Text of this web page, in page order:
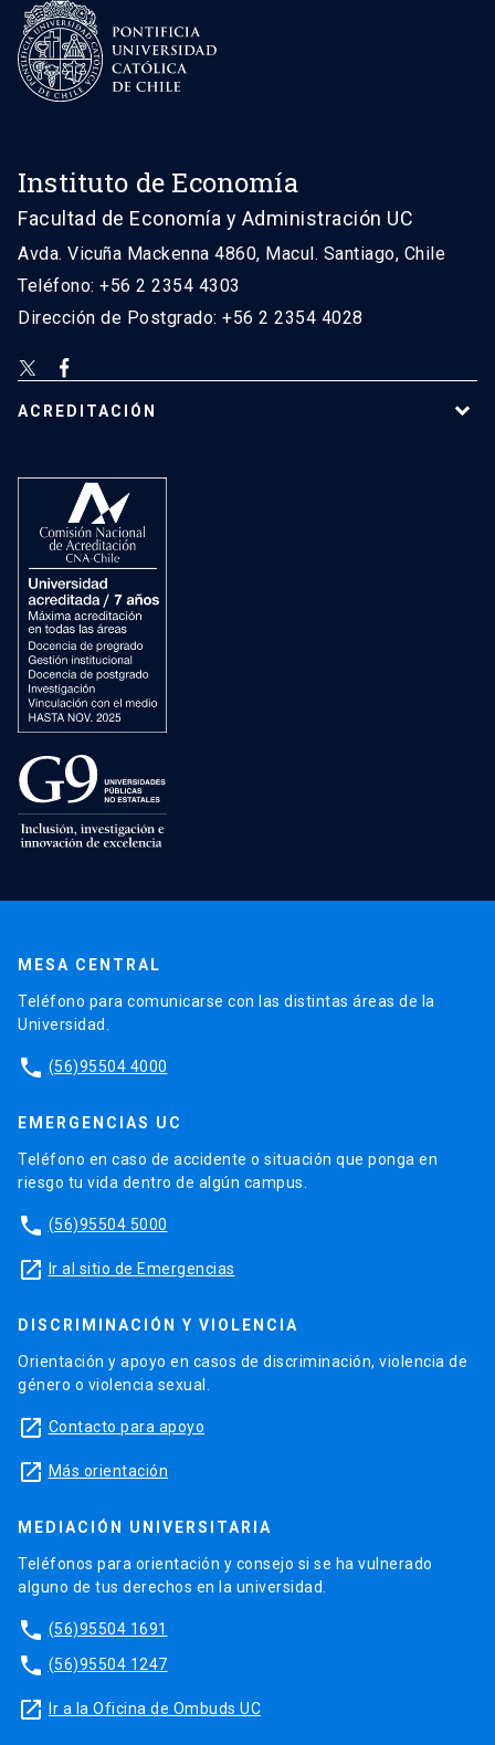
Instituto de Economía
Facultad de Economía y Administración UC
Avda. Vicuña Mackenna 4860, Macul. Santiago, Chile
Teléfono: +56 2 2354 4303
Dirección de Postgrado: +56 2 2354 4028
ACREDITACIÓN
MESA CENTRAL
Teléfono para comunicarse con las distintas áreas de la
Universidad.
phone (56)95504 4000
EMERGENCIAS UC
Teléfono en caso de accidente o situación que ponga en
riesgo tu vida dentro de algún campus.
phone (56)95504 5000
launch Ir al sitio de Emergencias
DISCRIMINACIÓN Y VIOLENCIA
Orientación y apoyo en casos de discriminación, violencia de
género o violencia sexual.
launch Contacto para apoyo
launch Más orientación
MEDIACIÓN UNIVERSITARIA
Teléfonos para orientación y consejo si se ha vulnerado
alguno de tus derechos en la universidad.
phone (56)95504 1691
phone (56)95504 1247
launch Ir a la Oficina de Ombuds UC